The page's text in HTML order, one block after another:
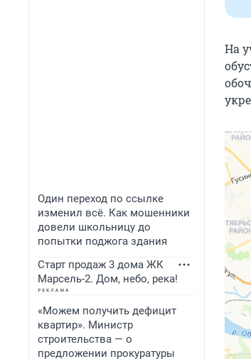
Один переход по ссылке
изменил всё. Как мошенники
довели школьницу до
попытки поджога здания
Старт продаж 3 дома ЖК
Марсель-2. Дом, небо, река!
«Можем получить дефицит
квартир». Министр
строительства — о
предложении прокуратуры
На